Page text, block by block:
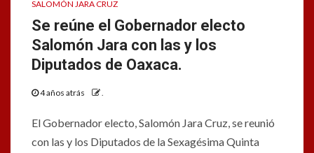
SALOMÓN JARA CRUZ
Se reúne el Gobernador electo
Salomón Jara con las y los
Diputados de Oaxaca.
4 años atrás .
El Gobernador electo, Salomón Jara Cruz, se reunió
con las y los Diputados de la Sexagésima Quinta